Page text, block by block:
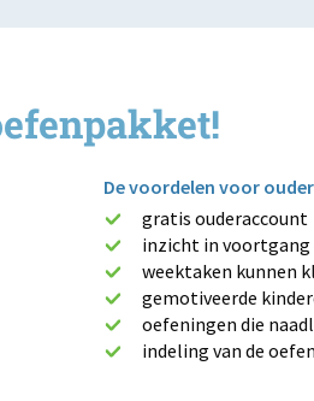
De voordelen voor
gratis ouderaccount
inzicht in voortgang
weektaken kunnen
gemotiveerde
oefeningen die
indeling van de